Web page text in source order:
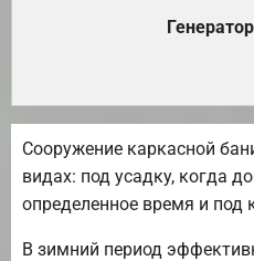
Генератор
Сооружение каркасной
видах: под усадку, когда
определенное время и под
В зимний период